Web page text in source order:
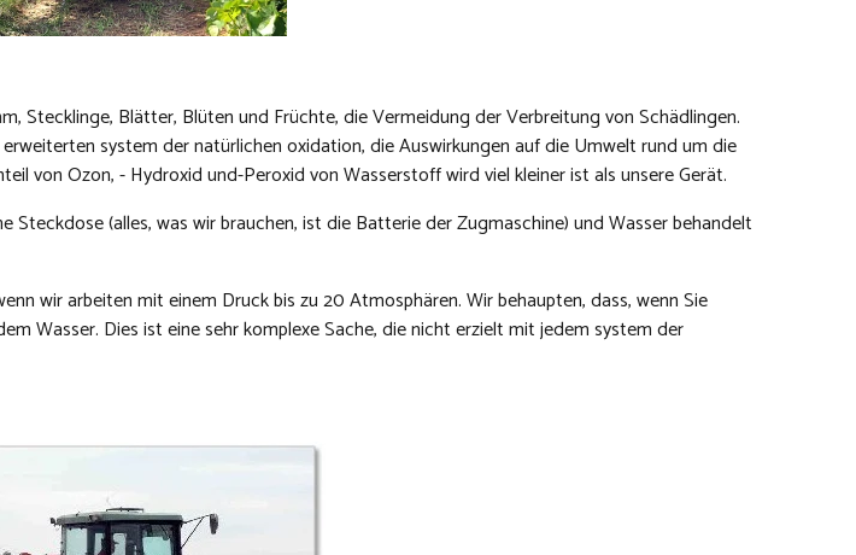
Stecklinge, Blätter, Blüten und Früchte, die Vermeidung der Verbreitung von Schädlingen.
system der natürlichen oxidation, die Auswirkungen auf die Umwelt rund um die
von Ozon, - Hydroxid und-Peroxid von Wasserstoff wird viel kleiner ist als unsere Gerät.
(alles, was wir brauchen, ist die Batterie der Zugmaschine) und Wasser behandelt
wir arbeiten mit einem Druck bis zu 20 Atmosphären. Wir behaupten, dass, wenn Sie
Wasser. Dies ist eine sehr komplexe Sache, die nicht erzielt mit jedem system der